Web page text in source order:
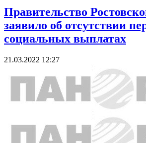
Правительство
заявило об отсутствии
социальных выплатах
21.03.2022 12:27